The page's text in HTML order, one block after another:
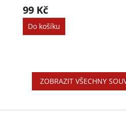
99 Kč
Do košíku
ZOBRAZIT VŠECHNY